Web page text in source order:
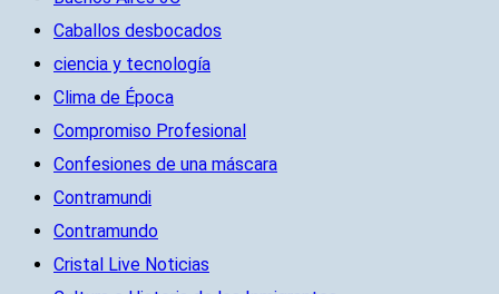
Caballos desbocados
ciencia y tecnología
Clima de Época
Compromiso Profesional
Confesiones de una máscara
Contramundi
Contramundo
Cristal Live Noticias